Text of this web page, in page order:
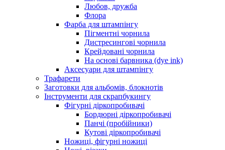
Любов, дружба
Флора
Фарба для штампінгу
Пігментні чорнила
Дистресингові чорнила
Крейдовані чорнила
На основі барвника (dye ink)
Аксесуари для штампінгу
Трафарети
Заготовки для альбомів, блокнотів
Інструменти для скрапбукингу
Фігурні діркопробивачі
Бордюрні діркопробивачі
Панчі (пробійники)
Кутові діркопробивачі
Ножиці, фігурні ножиці